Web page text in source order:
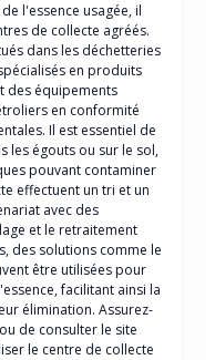
l'essence usagée, il
de collecte agréés.
dans les déchetteries
en produits
des équipements
en conformité
Il est essentiel de
les égouts ou sur le sol,
pouvant contaminer
effectuent un tri et un
avec des
et le retraitement
des solutions comme le
être utilisées pour
facilitant ainsi la
élimination. Assurez-
de consulter le site
le centre de collecte